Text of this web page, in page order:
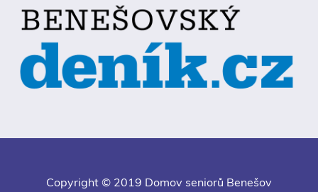
Copyright © 2019 Domov seniorů Benešov